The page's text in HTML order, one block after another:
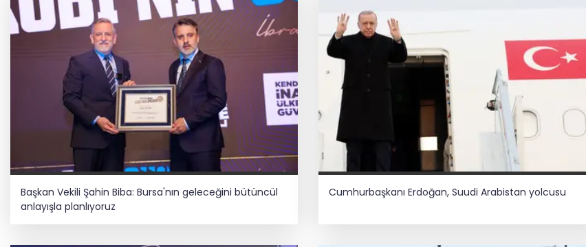
Başkan Vekili Şahin Biba: Bursa'nın geleceğini bütüncül
anlayışla planlıyoruz
Cumhurbaşkanı Erdoğan, Suudi Arabistan yolcusu